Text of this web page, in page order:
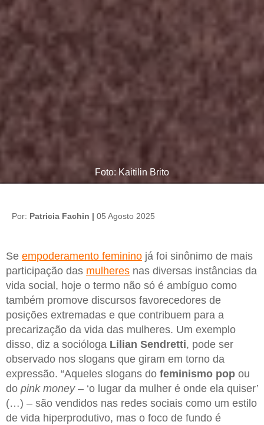
Foto: Kaitilin Brito
Por: Patricia Fachin | 05 Agosto 2025
Se empoderamento feminino já foi sinônimo de mais
participação das mulheres nas diversas instâncias da
vida social, hoje o termo não só é ambíguo como
também promove discursos favorecedores de
posições extremadas e que contribuem para a
precarização da vida das mulheres. Um exemplo
disso, diz a socióloga Lilian Sendretti, pode ser
observado nos slogans que giram em torno da
expressão. “Aqueles slogans do feminismo pop ou
do pink money– ‘o lugar da mulher é onde ela quiser’
(…) – são vendidos nas redes sociais como um estilo
de vida hiperprodutivo, mas o foco de fundo é